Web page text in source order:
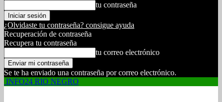
tu contraseña
¿Olvidaste tu contraseña? consigue ayuda
Recuperación de contraseña
Recupera tu contraseña
tu correo electrónico
Se te ha enviado una contraseña por correo electrónico.
INFO24 RIO NEGRO